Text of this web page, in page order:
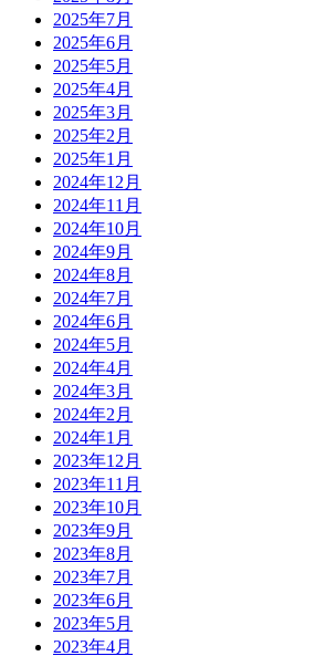
2025年7月
2025年6月
2025年5月
2025年4月
2025年3月
2025年2月
2025年1月
2024年12月
2024年11月
2024年10月
2024年9月
2024年8月
2024年7月
2024年6月
2024年5月
2024年4月
2024年3月
2024年2月
2024年1月
2023年12月
2023年11月
2023年10月
2023年9月
2023年8月
2023年7月
2023年6月
2023年5月
2023年4月